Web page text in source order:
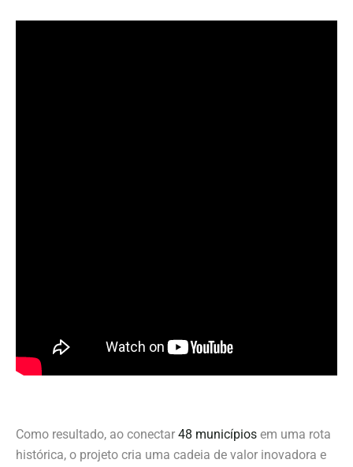
Como resultado, ao conectar 48 municípios em uma rota
histórica, o projeto cria uma cadeia de valor inovadora e